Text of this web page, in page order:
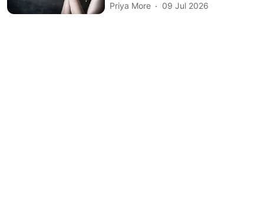
Priya More 09 Jul 2026